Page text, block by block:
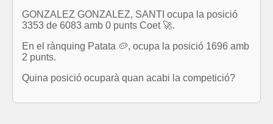
GONZALEZ GONZALEZ, SANTI ocupa la posició
3353 de 6083 amb 0 punts Coet 🚀.
En el rànquing Patata 🥔, ocupa la posició 1696 amb
2 punts.
Quina posició ocuparà quan acabi la competició?